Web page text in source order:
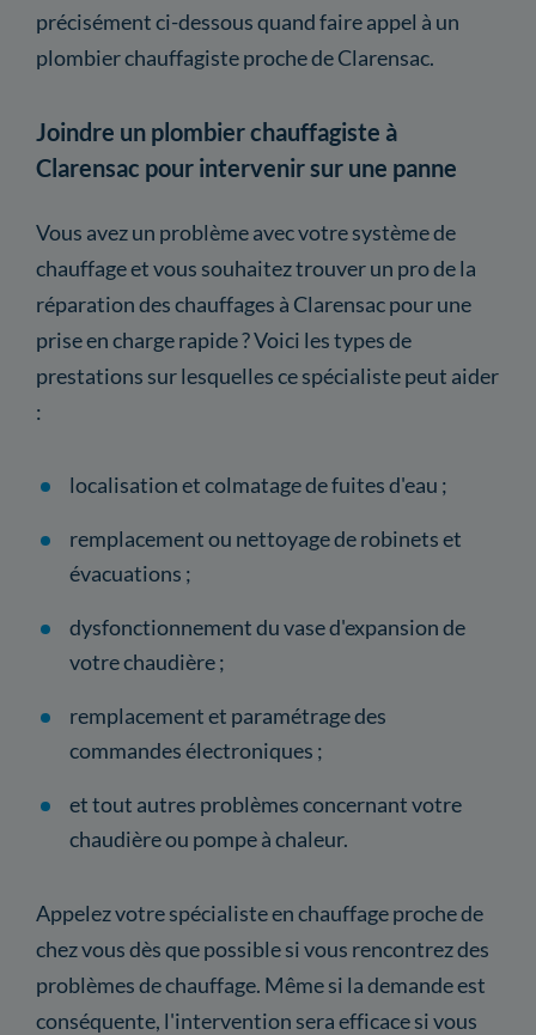
précisément ci-dessous quand faire appel à un
plombier chauffagiste proche de Clarensac.
Joindre un plombier chauffagiste à
Clarensac pour intervenir sur une panne
Vous avez un problème avec votre système de
chauffage et vous souhaitez trouver un pro de la
réparation des chauffages à Clarensac pour une
prise en charge rapide ? Voici les types de
prestations sur lesquelles ce spécialiste peut aider
:
localisation et colmatage de fuites d'eau ;
remplacement ou nettoyage de robinets et
évacuations ;
dysfonctionnement du vase d'expansion de
votre chaudière ;
remplacement et paramétrage des
commandes électroniques ;
et tout autres problèmes concernant votre
chaudière ou pompe à chaleur.
Appelez votre spécialiste en chauffage proche de
chez vous dès que possible si vous rencontrez des
problèmes de chauffage. Même si la demande est
conséquente, l'intervention sera efficace si vous